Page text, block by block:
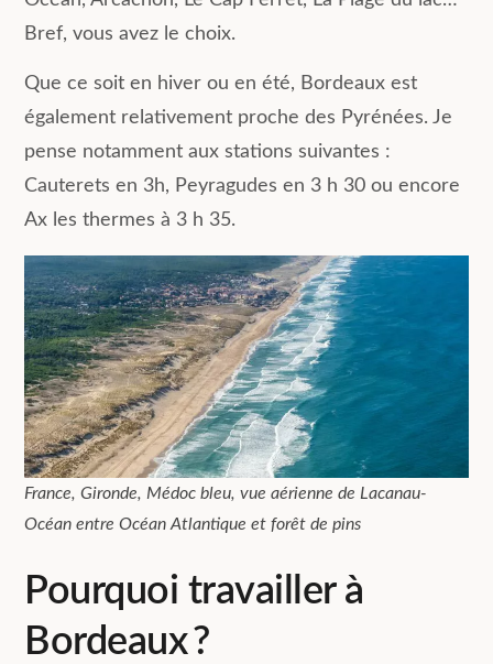
Bref, vous avez le choix.
Que ce soit en hiver ou en été, Bordeaux est
également relativement proche des Pyrénées. Je
pense notamment aux stations suivantes :
Cauterets en 3h, Peyragudes en 3 h 30 ou encore
Ax les thermes à 3 h 35.
France, Gironde, Médoc bleu, vue aérienne de Lacanau-
Océan entre Océan Atlantique et forêt de pins
Pourquoi travailler à
Bordeaux ?